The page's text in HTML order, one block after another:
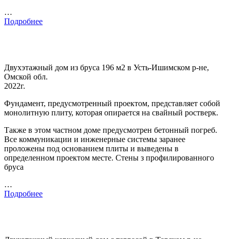
…
Подробнее
Двухэтажный дом из бруса 196 м2 в Усть-Ишимском р-не,
Омской обл.
2022г.
Фундамент, предусмотренный проектом, представляет собой
монолитную плиту, которая опирается на свайный ростверк.
Также в этом частном доме предусмотрен бетонный погреб.
Все коммуникации и инженерные системы заранее
проложены под основанием плиты и выведены в
определенном проектом месте. Стены з профилированного
бруса
…
Подробнее